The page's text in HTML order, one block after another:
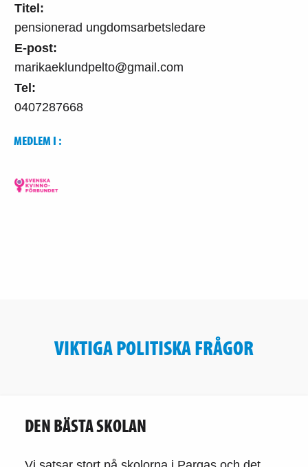
Titel:
pensionerad ungdomsarbetsledare
E-post:
marikaeklundpelto@gmail.com
Tel:
0407287668
MEDLEM I :
VIKTIGA POLITISKA FRÅGOR
DEN BÄSTA SKOLAN